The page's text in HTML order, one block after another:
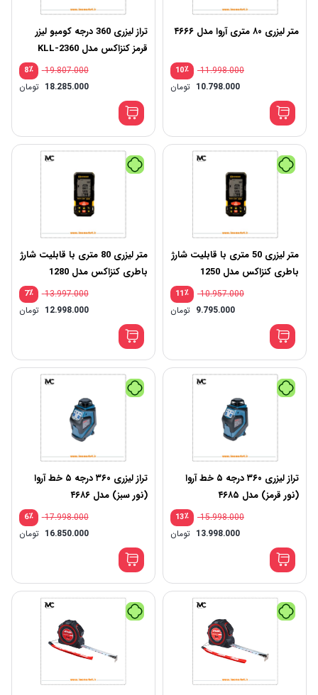
متر لیزری ۸۰ متری آروا مدل ۴۶۶۶
٪10
11.998.000
10.798.000 تومان
تراز لیزری 360 درجه کومبو لیزر
قرمز کنزاکس مدل KLL-2360
٪8
19.807.000
18.285.000 تومان
متر ليزری 50 متری با قابليت شارژ
باطری کنزاکس مدل 1250
٪11
10.957.000
9.795.000 تومان
متر ليزری 80 متری با قابليت شارژ
باطری کنزاکس مدل 1280
٪7
13.997.000
12.998.000 تومان
تراز لیزری ۳۶۰ درجه ۵ خط آروا
(نور قرمز) مدل ۴۶۸۵
٪13
15.998.000
13.998.000 تومان
تراز لیزری ۳۶۰ درجه ۵ خط آروا
(نور سبز) مدل ۴۶۸۶
٪6
17.998.000
16.850.000 تومان